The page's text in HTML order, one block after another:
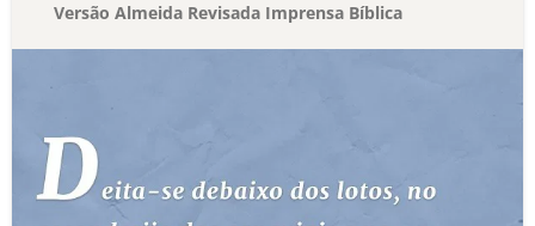
Versão Almeida Revisada Imprensa Bíblica